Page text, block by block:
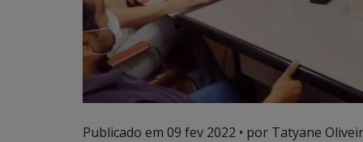
Publicado em 09 fev 2022 • por Tatyane